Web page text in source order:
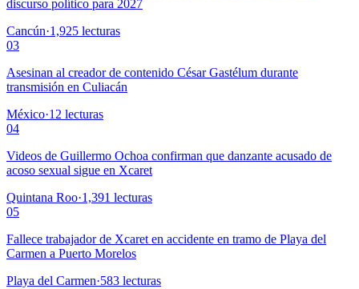
discurso político para 2027
Cancún·1,925 lecturas
03
Asesinan al creador de contenido César Gastélum durante
transmisión en Culiacán
México·12 lecturas
04
Videos de Guillermo Ochoa confirman que danzante acusado de
acoso sexual sigue en Xcaret
Quintana Roo·1,391 lecturas
05
Fallece trabajador de Xcaret en accidente en tramo de Playa del
Carmen a Puerto Morelos
Playa del Carmen·583 lecturas